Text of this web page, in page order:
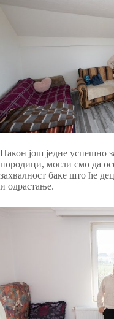
Након још једне успешно
породици, могли смо да
захвалност баке што ће
и одрастање.